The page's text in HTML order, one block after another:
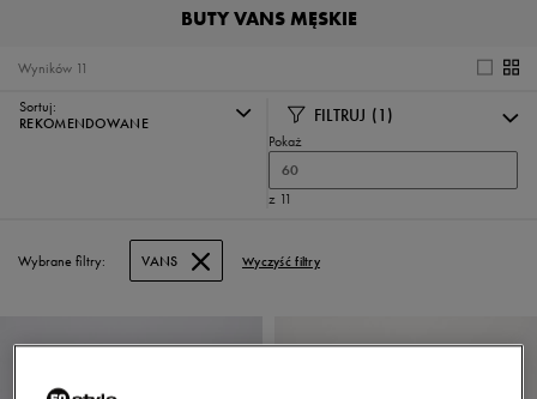
BUTY VANS MĘSKIE
11
Wyników
Sortuj:
REKOMENDOWANE
FILTRUJ (1)
Pokaż
60
z 11
Wybrane filtry: VANS Wyczyść filtry